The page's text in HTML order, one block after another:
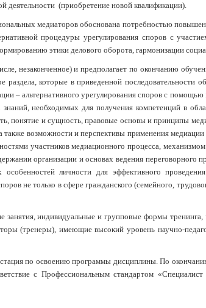
деятельности (приобретение новой квалификации).
медиаторов обоснована потребностью
процедуры урегулирования споров с
этики делового оборота, гармонизации
незаконченное) и предполагает по окончанию
которые в приведенной последовательности
– альтернативного урегулирования споров с
необходимых для получения компетенций в
понятие и сущность, правовые основы и принципы
возможности и перспективы применения
участников медиационного процесса,
организации и основах ведения переговорного
личности для эффективного
не только в сфере гражданского (семейного,
индивидуальные и групповые формы
(тренеры), имеющие высокий уровень научно-
по освоению программы дисциплины. По
с Профессиональным стандартом